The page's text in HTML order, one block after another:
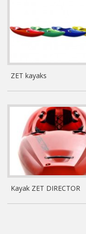
ZET kayaks
Kayak ZET DIRECTOR